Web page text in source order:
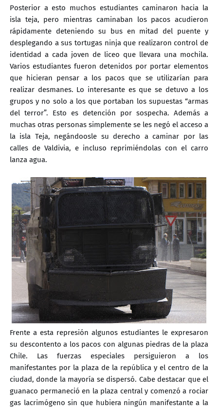
Posterior a esto muchos estudiantes caminaron hacia la
isla teja, pero mientras caminaban los pacos acudieron
rápidamente deteniendo su bus en mitad del puente y
desplegando a sus tortugas ninja que realizaron control de
identidad a cada joven de liceo que llevara una mochila.
Varios estudiantes fueron detenidos por portar elementos
que hicieran pensar a los pacos que se utilizarían para
realizar desmanes. Lo interesante es que se detuvo a los
grupos y no solo a los que portaban los supuestas “armas
del terror”. Esto es detención por sospecha. Además a
muchas otras personas simplemente se les negó el acceso a
la isla Teja, negándoosle su derecho a caminar por las
calles de Valdivia, e incluso reprimiéndolas con el carro
lanza agua.
Frente a esta represión algunos estudiantes le expresaron
su descontento a los pacos con algunas piedras de la plaza
Chile. Las fuerzas especiales persiguieron a los
manifestantes por la plaza de la república y el centro de la
ciudad, donde la mayoría se dispersó. Cabe destacar que el
guanaco permaneció en la plaza central y comenzó a rociar
gas lacrimógeno sin que hubiera ningún manifestante a la